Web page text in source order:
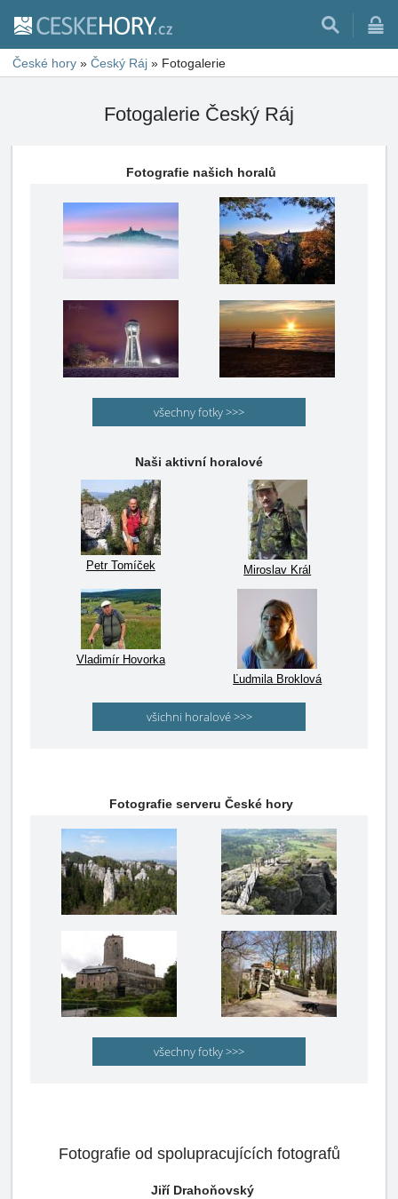
České hory » Český Ráj » Fotogalerie
Fotogalerie Český Ráj
Fotografie našich horalů
všechny fotky >>>
Naši aktivní horalové
Petr Tomíček Miroslav Král
Vladimír Hovorka
Ľudmila Broklová
všichni horalové >>>
Fotografie serveru České hory
všechny fotky >>>
Fotografie od spolupracujících fotografů
Jiří Drahoňovský